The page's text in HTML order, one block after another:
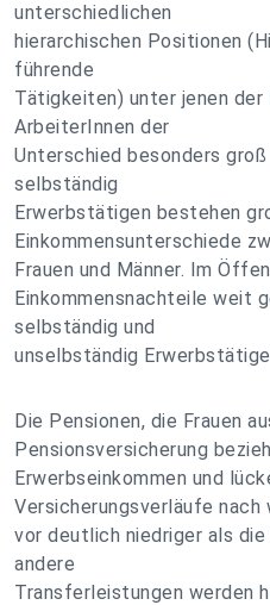
unterschiedlichen
hierarchischen Positionen
führende
Tätigkeiten) unter jenen der
ArbeiterInnen der
Unterschied besonders
selbständig
Erwerbstätigen bestehen
Einkommensunterschiede
Frauen und Männer. Im
Einkommensnachteile weit
selbständig und
unselbständig
Die Pensionen, die Frauen
Pensionsversicherung
Erwerbseinkommen und
Versicherungsverläufe nach
vor deutlich niedriger als die
andere
Transferleistungen werden